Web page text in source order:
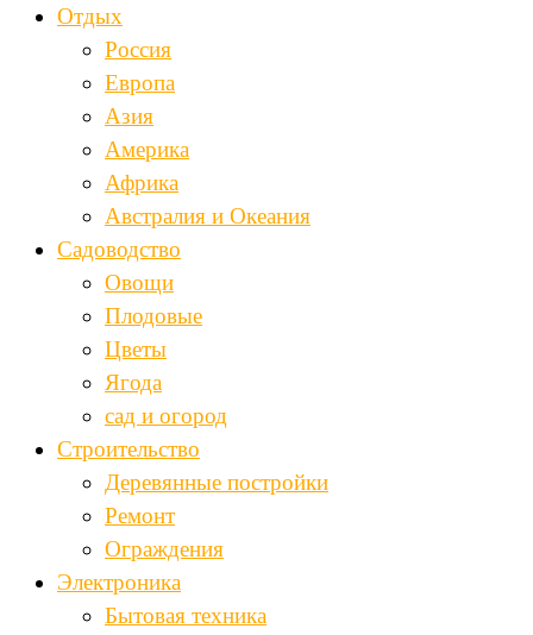
Отдых
Россия
Европа
Азия
Америка
Африка
Австралия и Океания
Садоводство
Овощи
Плодовые
Цветы
Ягода
сад и огород
Строительство
Деревянные постройки
Ремонт
Ограждения
Электроника
Бытовая техника